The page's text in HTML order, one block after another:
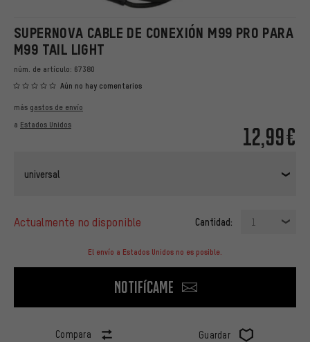
SUPERNOVA CABLE DE CONEXIÓN M99 PRO PARA
M99 TAIL LIGHT
núm. de artículo: 67380
Aún no hay comentarios
12,99€
más gastos de envío
a Estados Unidos
universal
actualmente no disponible Cantidad: 1
El envío a Estados Unidos no es posible.
Notifícame
Compara Guardar